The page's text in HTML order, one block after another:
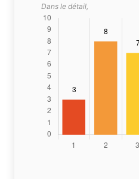
Dans le détail,